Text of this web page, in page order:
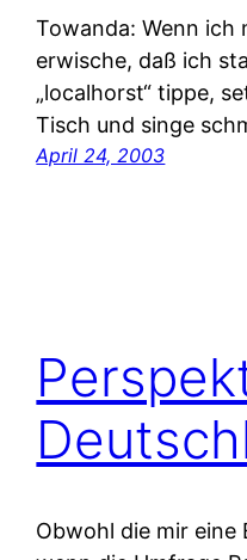
Towanda: Wenn ich
erwische, daß ich
„localhorst“ tippe,
Tisch und singe
April 24, 2003
Obwohl die mir eine